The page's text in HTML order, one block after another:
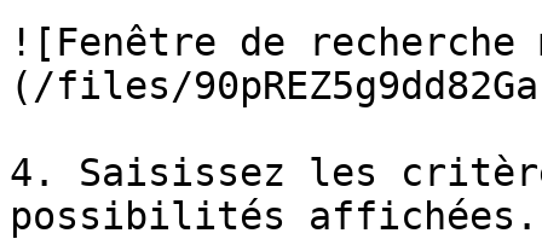
![Fenêtre de
(/files/
4. Saisissez les
possibilités affichées.